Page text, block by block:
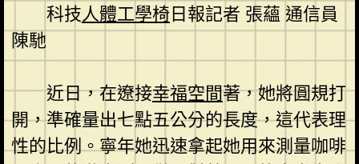
科技人體工學椅日報記者 張蘊 通信員
陳馳
近日，在遼接幸福空間著，她將圓規打
開，準確量出七點五公分的長度，這代表理
性的比例。寧年她迅速拿起她用來測量咖啡